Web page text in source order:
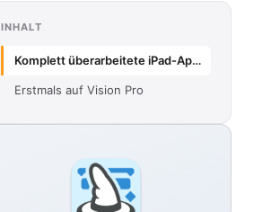
INHALT
Komplett überarbeitete iPad-App für iPadOS 26
Erstmals auf Vision Pro